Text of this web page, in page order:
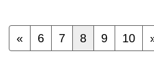
« 6 7 8 9 10